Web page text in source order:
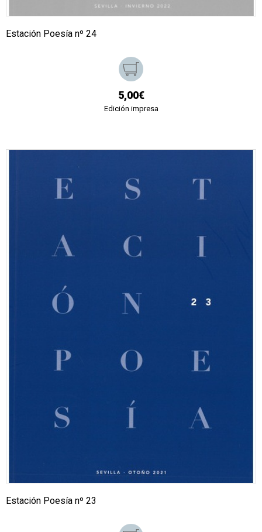
Estación Poesía nº 24
5,00€
Edición impresa
Estación Poesía nº 23